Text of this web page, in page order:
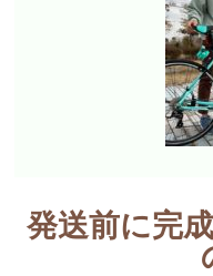
発送前に完